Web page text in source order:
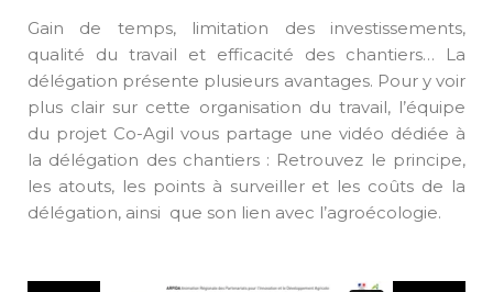
Gain de temps, limitation des investissements,
qualité du travail et efficacité des chantiers… La
délégation présente plusieurs avantages. Pour y voir
plus clair sur cette organisation du travail, l’équipe
du projet Co-Agil vous partage une vidéo dédiée à
la délégation des chantiers : Retrouvez le principe,
les atouts, les points à surveiller et les coûts de la
délégation, ainsi que son lien avec l’agroécologie.